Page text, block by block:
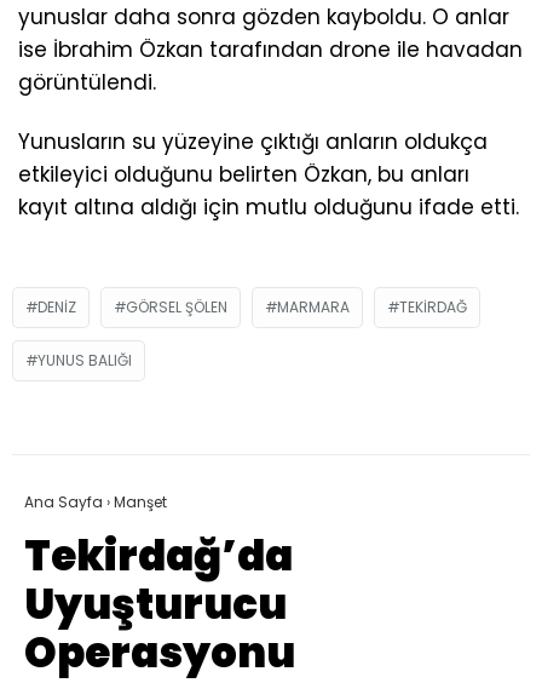
yunuslar daha sonra gözden kayboldu. O anlar
ise İbrahim Özkan tarafından drone ile havadan
görüntülendi.
Yunusların su yüzeyine çıktığı anların oldukça
etkileyici olduğunu belirten Özkan, bu anları
kayıt altına aldığı için mutlu olduğunu ifade etti.
DENIZ GÖRSEL ŞÖLEN MARMARA TEKIRDAĞ
YUNUS BALIĞI
Ana Sayfa ›Manşet
Tekirdağ’da
Uyuşturucu
Operasyonu